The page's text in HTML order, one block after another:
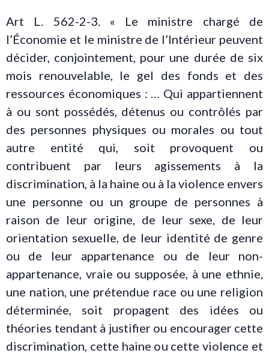
Art L. 562-2-3. « Le ministre chargé de
l’Économie et le ministre de l’Intérieur peuvent
décider, conjointement, pour une durée de six
mois renouvelable, le gel des fonds et des
ressources économiques : … Qui appartiennent
à ou sont possédés, détenus ou contrôlés par
des personnes physiques ou morales ou tout
autre entité qui, soit provoquent ou
contribuent par leurs agissements à la
discrimination, à la haine ou à la violence envers
une personne ou un groupe de personnes à
raison de leur origine, de leur sexe, de leur
orientation sexuelle, de leur identité de genre
ou de leur appartenance ou de leur non-
appartenance, vraie ou supposée, à une ethnie,
une nation, une prétendue race ou une religion
déterminée, soit propagent des idées ou
théories tendant à justifier ou encourager cette
discrimination, cette haine ou cette violence et